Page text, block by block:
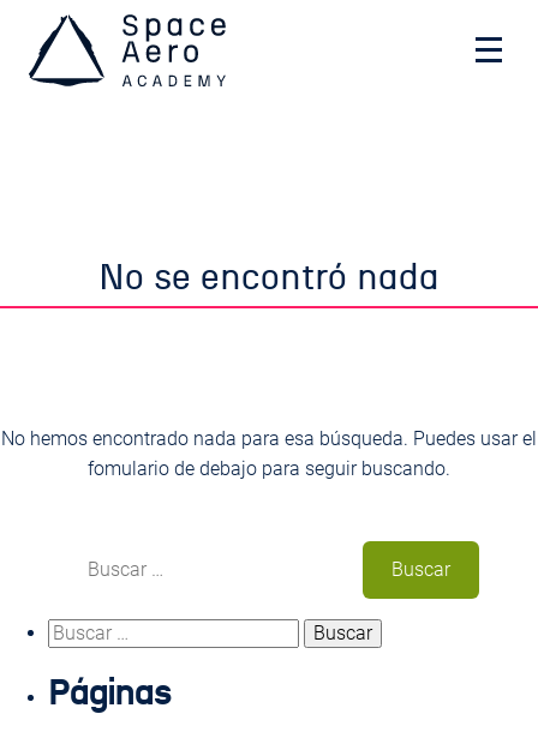
Space Aero Academy
No se encontró nada
No hemos encontrado nada para esa búsqueda. Puedes usar el
fomulario de debajo para seguir buscando.
Buscar:
Páginas
Te responderemos con la máxima brevedad